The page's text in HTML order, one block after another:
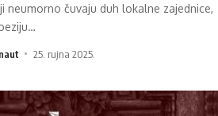
neumorno čuvaju duh lokalne zajednice,
…
25. rujna 2025.